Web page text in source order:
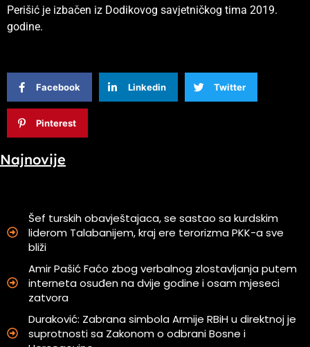
Perišić je izbačen iz Dodikovog savjetničkog tima 2019.
godine.
Facebook Linkedin Twitter
Pinterest
Najnovije
Šef turskih obavještajaca, se sastao sa kurdskim
liderom Talabanijem, kraj ere terorizma PKK-a sve
bliži
Amir Pašić Faćo zbog verbalnog zlostavljanja putem
interneta osuđen na dvije godine i osam mjeseci
zatvora
Duraković: Zabrana simbola Armije RBiH u direktnoj je
suprotnosti sa Zakonom o odbrani Bosne i